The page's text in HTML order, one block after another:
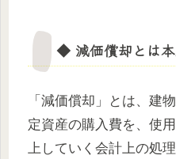
◆ 減価償却とは
「減価償却」とは、建
定資産の購入費を、使
上していく会計上の処